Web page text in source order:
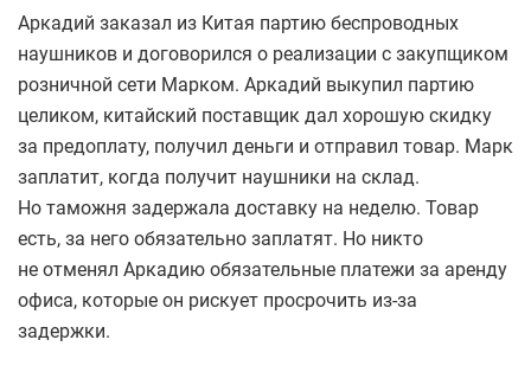
Аркадий заказал из Китая партию беспроводных
наушников и договорился о реализации с закупщиком
розничной сети Марком. Аркадий выкупил партию
целиком, китайский поставщик дал хорошую скидку
за предоплату, получил деньги и отправил товар. Марк
заплатит, когда получит наушники на склад.
Но таможня задержала доставку на неделю. Товар
есть, за него обязательно заплатят. Но никто
не отменял Аркадию обязательные платежи за аренду
офиса, которые он рискует просрочить из-за
задержки.